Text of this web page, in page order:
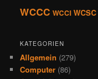
WCCC WCCI WCSC
KATEGORIEN
Allgemein (279)
Computer (86)